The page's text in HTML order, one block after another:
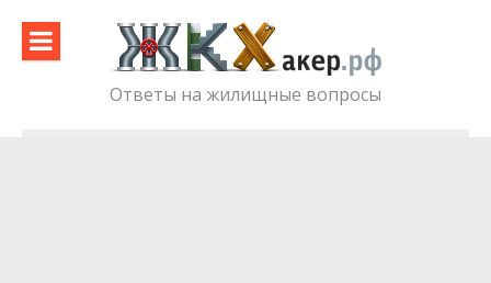
content
Ответы на жилищные вопросы